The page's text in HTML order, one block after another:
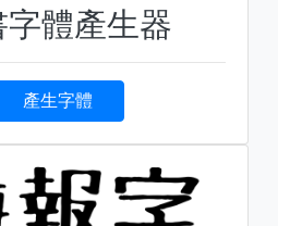
字體產生器
產生字體